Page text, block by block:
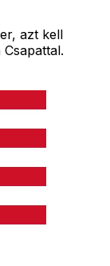
azt kell